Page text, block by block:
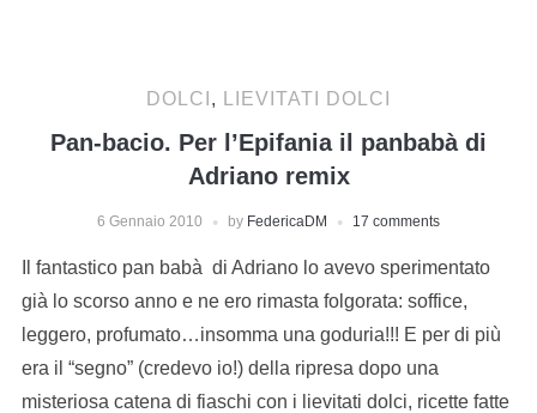
DOLCI , LIEVITATI DOLCI
Pan-bacio. Per l’Epifania il panbabà di
Adriano remix
6 Gennaio 2010 by FedericaDM 17 comments
Il fantastico pan babà di Adriano lo avevo sperimentato
già lo scorso anno e ne ero rimasta folgorata: soffice,
leggero, profumato…insomma una goduria!!! E per di più
era il “segno” (credevo io!) della ripresa dopo una
misteriosa catena di fiaschi con i lievitati dolci, ricette fatte